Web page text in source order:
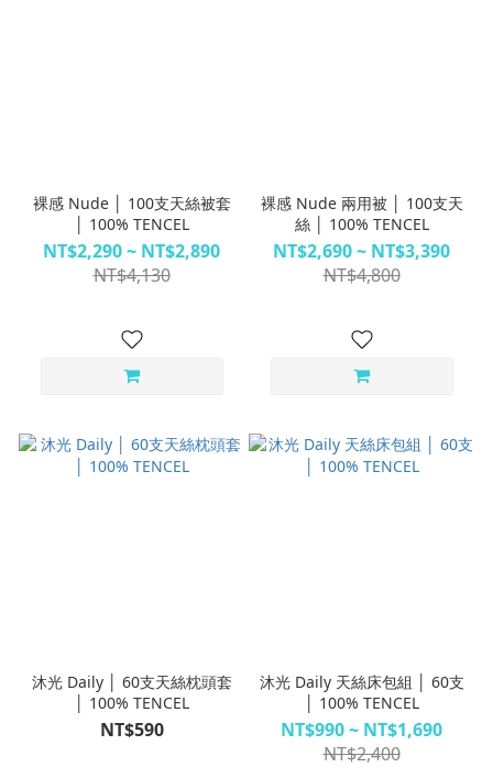
裸感 Nude │ 100支天絲被套
│ 100% TENCEL
NT$2,290 ~ NT$2,890
NT$4,130
裸感 Nude 兩用被 │ 100支天
絲 │ 100% TENCEL
NT$2,690 ~ NT$3,390
NT$4,800
沐光 Daily │ 60支天絲枕頭套
│ 100% TENCEL
NT$590
沐光 Daily 天絲床包組 │ 60支
│ 100% TENCEL
NT$990 ~ NT$1,690
NT$2,400